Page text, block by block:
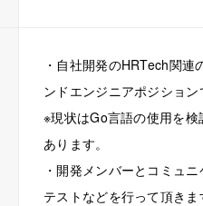
・自社開発のHRTech関
ンドエンジニアポジショ
※現状はGo言語の使用を
あります。
・開発メンバーとコミュ
テストなどを行って頂きま